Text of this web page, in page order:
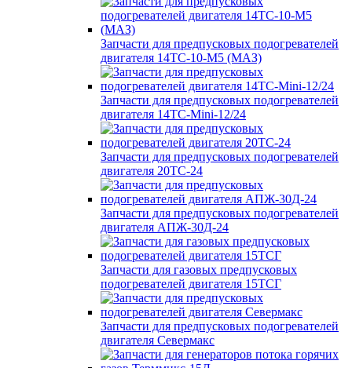
Запчасти для предпусковых подогревателей
двигателя 14ТС-10-М5 (МАЗ)
Запчасти для предпусковых подогревателей
двигателя 14ТС-Mini-12/24
Запчасти для предпусковых подогревателей
двигателя 20ТС-24
Запчасти для предпусковых подогревателей
двигателя АПЖ-30Д-24
Запчасти для газовых предпусковых
подогревателей двигателя 15ТСГ
Запчасти для предпусковых подогревателей
двигателя Севермакс